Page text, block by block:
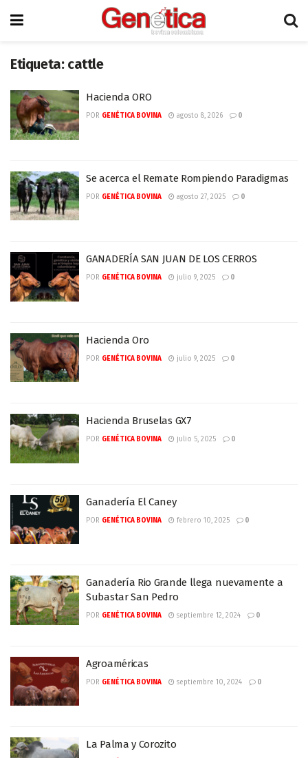
Etiqueta: cattle
Hacienda ORO
POR GENÉTICA BOVINA agosto 8, 2026 0
Se acerca el Remate Rompiendo Paradigmas
POR GENÉTICA BOVINA agosto 27, 2025 0
GANADERÍA SAN JUAN DE LOS CERROS
POR GENÉTICA BOVINA julio 9, 2025 0
Hacienda Oro
POR GENÉTICA BOVINA julio 9, 2025 0
Hacienda Bruselas GX7
POR GENÉTICA BOVINA julio 5, 2025 0
Ganadería El Caney
POR GENÉTICA BOVINA febrero 10, 2025 0
Ganadería Rio Grande llega nuevamente a
Subastar San Pedro
POR GENÉTICA BOVINA septiembre 12, 2024 0
Agroaméricas
POR GENÉTICA BOVINA septiembre 10, 2024 0
La Palma y Corozito